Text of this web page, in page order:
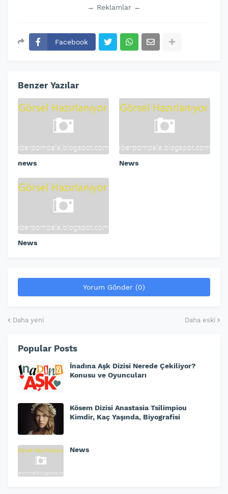
→ Reklamlar ←
Facebook
Benzer Yazılar
news News
News
Yorum Gönder (0)
Daha yeni Daha eski
Popular Posts
İnadına Aşk Dizisi Nerede Çekiliyor?
Konusu ve Oyuncuları
Kösem Dizisi Anastasia Tsilimpiou
Kimdir, Kaç Yaşında, Biyografisi
News